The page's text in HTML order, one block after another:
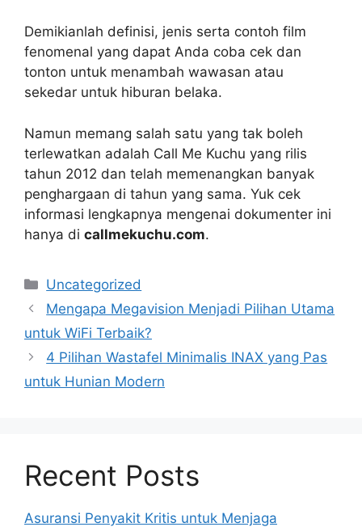
Demikianlah definisi, jenis serta contoh film
fenomenal yang dapat Anda coba cek dan
tonton untuk menambah wawasan atau
sekedar untuk hiburan belaka.
Namun memang salah satu yang tak boleh
terlewatkan adalah Call Me Kuchu yang rilis
tahun 2012 dan telah memenangkan banyak
penghargaan di tahun yang sama. Yuk cek
informasi lengkapnya mengenai dokumenter ini
hanya di callmekuchu.com.
Kategori
Uncategorized
Mengapa Megavision Menjadi Pilihan Utama
untuk WiFi Terbaik?
4 Pilihan Wastafel Minimalis INAX yang Pas
untuk Hunian Modern
Recent Posts
Asuransi Penyakit Kritis untuk Menjaga